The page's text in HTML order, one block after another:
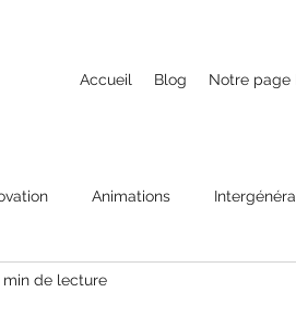
Accueil Blog Notre page
Animations
min de lecture